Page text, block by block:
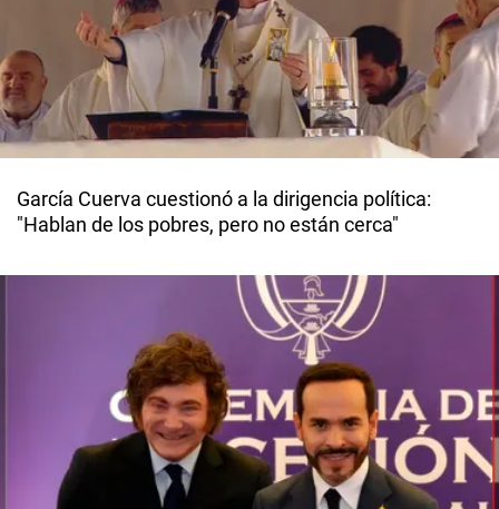
García Cuerva cuestionó a la dirigencia política:
"Hablan de los pobres, pero no están cerca"